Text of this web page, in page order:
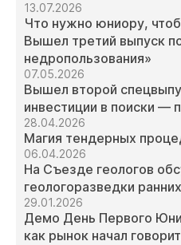
13.07.2026
Что нужно юниору,
Вышел третий выпуск
недропользования»
07.05.2026
Вышел второй
инвестиции в поиски —
28.04.2026
Магия тендерных
06.04.2026
На Съезде геологов
геологоразведки
29.01.2026
Демо День Первого
как рынок начал